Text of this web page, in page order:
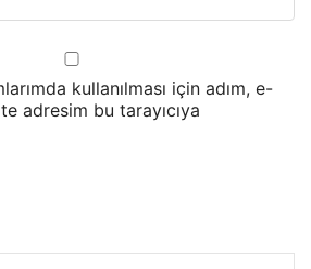
kullanılması için adım, e-
adresim bu tarayıcıya